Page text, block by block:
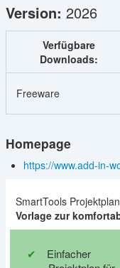
Version: 2026
Verfügbare
Downloads:
Freeware
Homepage
https://www.add-in-
SmartTools
Vorlage zur
Einfacher